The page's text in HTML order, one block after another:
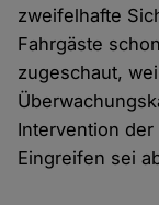
zweifelhafte
Fahrgäste
zugeschaut,
Intervention
Eingreifen sei